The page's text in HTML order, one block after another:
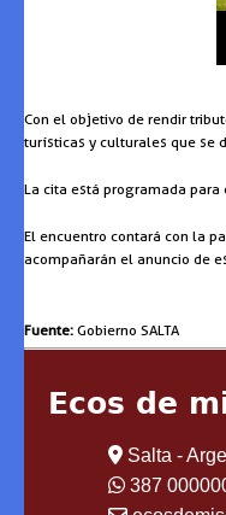
Con el objetivo de rendir
turísticas y culturales que se
La cita está programada para
El encuentro contará con la
acompañarán el anuncio de
Fuente: Gobierno SALTA
Ecos de
Salta -
387